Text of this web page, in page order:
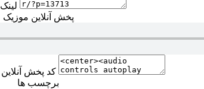
پخش آنلاین موزیک
کد پخش آنلاین
برچسب ها